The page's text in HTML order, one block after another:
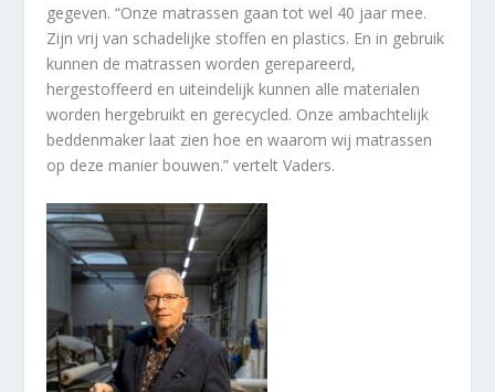
gegeven. “Onze matrassen gaan tot wel 40 jaar mee.
Zijn vrij van schadelijke stoffen en plastics. En in gebruik
kunnen de matrassen worden gerepareerd,
hergestoffeerd en uiteindelijk kunnen alle materialen
worden hergebruikt en gerecycled. Onze ambachtelijk
beddenmaker laat zien hoe en waarom wij matrassen
op deze manier bouwen.” vertelt Vaders.